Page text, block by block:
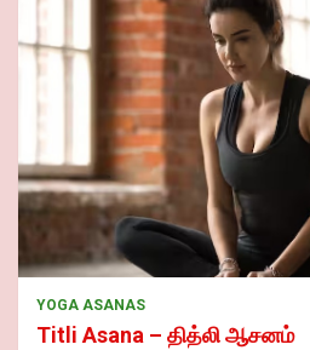
YOGA ASANAS
Titli Asana – தித்லி ஆசனம்